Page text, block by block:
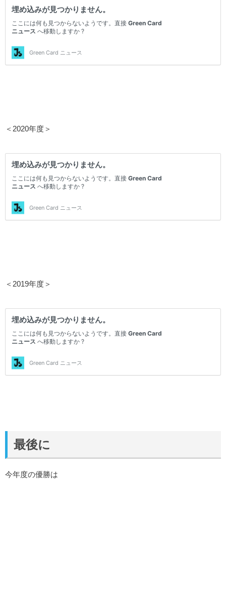
＜2020年度＞
＜2019年度＞
最後に
今年度の優勝は